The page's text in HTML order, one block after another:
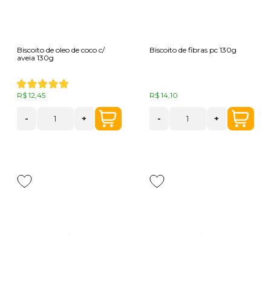
Biscoito de oleo de coco c/
aveia 130g
R$ 12,45
- +
Biscoito de fibras pc 130g
R$ 14,10
- +